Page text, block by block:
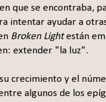
que se encontraba,
intentar ayudar a
Broken Lightestán
extender "la luz".
crecimiento y el
algunos de los